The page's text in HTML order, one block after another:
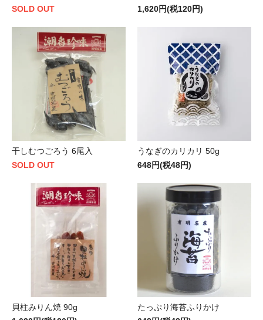
SOLD OUT
1,620円(税120円)
干しむつごろう 6尾入
SOLD OUT
うなぎのカリカリ 50g
648円(税48円)
貝柱みりん焼 90g
たっぷり海苔ふりかけ